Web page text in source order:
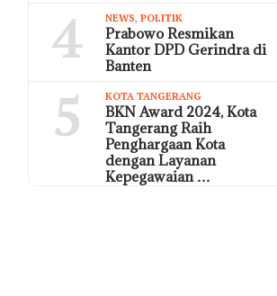
4 NEWS,POLITIK
Prabowo Resmikan
Kantor DPD Gerindra di
Banten
5 KOTA TANGERANG
BKN Award 2024, Kota
Tangerang Raih
Penghargaan Kota
dengan Layanan
Kepegawaian …